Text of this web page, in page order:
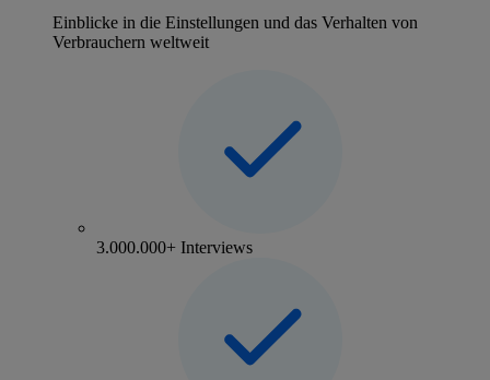
Einblicke in die Einstellungen und das Verhalten von
Verbrauchern weltweit
3.000.000+ Interviews